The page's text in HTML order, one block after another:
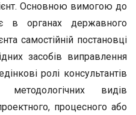
Основною вимогою до
в органах державного
самостійній постановці
засобів виправлення
ролі консультантів
видів
процесного або